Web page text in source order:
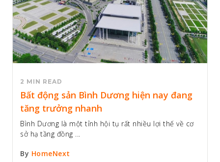
2 MIN READ
Bất động sản Bình Dương hiện nay đang
tăng trưởng nhanh
Bình Dương là một tỉnh hội tụ rất nhiều lợi thế về cơ
sở hạ tầng đồng ...
By HomeNext